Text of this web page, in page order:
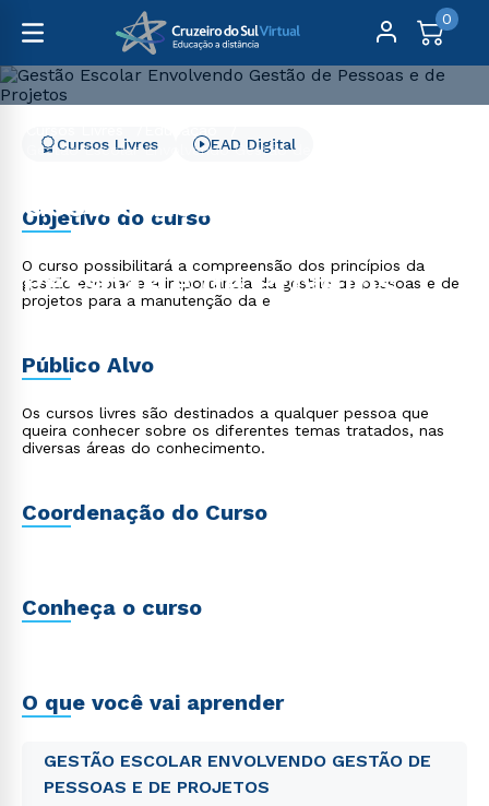
0
Gestão Escolar Envolvendo Gestão de Pessoas e de
Gestão Escolar
Envolvendo Gestão de
Pessoas e de Projetos
Cursos Livres EAD Digital
Objetivo do curso
O curso possibilitará a compreensão dos princípios da
gestão escolar e a importância da gestão de pessoas e de
projetos para a manutenção da e
Público Alvo
Os cursos livres são destinados a qualquer pessoa que
queira conhecer sobre os diferentes temas tratados, nas
diversas áreas do conhecimento.
Coordenação do Curso
Conheça o curso
O que você vai aprender
GESTÃO ESCOLAR ENVOLVENDO GESTÃO DE
PESSOAS E DE PROJETOS